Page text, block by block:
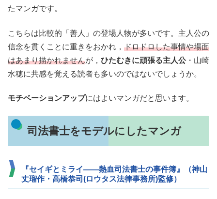
たマンガです。
こちらは比較的「善人」の登場人物が多いです。主人公の
信念を貫くことに重きをおかれ， ドロドロした事情や場面
はあまり描かれませんが， ひたむきに頑張る主人公・山崎
水穂に共感を覚える読者も多いのではないでしょうか。
モチベーションアップにはよいマンガだと思います。
司法書士をモデルにしたマンガ
『セイギとミライ――熱血司法書士の事件簿』（神山
丈瑠作・高橋恭司(ロウタス法律事務所)監修）